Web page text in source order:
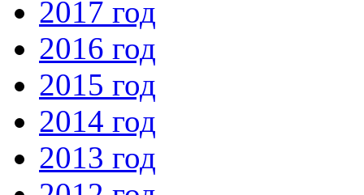
2017 год
2016 год
2015 год
2014 год
2013 год